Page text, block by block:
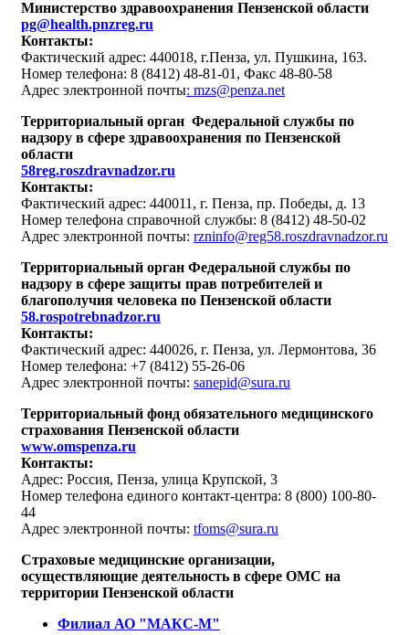
Министерство здравоохранения Пензенской области
pg@health.pnzreg.ru
Контакты:
Фактический адрес: 440018, г.Пенза, ул. Пушкина, 163.
Номер телефона: 8 (8412) 48-81-01, Факс 48-80-58
Адрес электронной почты: mzs@penza.net
Территориальный орган Федеральной службы по
надзору в сфере здравоохранения по Пензенской
области
58reg.roszdravnadzor.ru
Контакты:
Фактический адрес: 440011, г. Пенза, пр. Победы, д. 13
Номер телефона справочной службы: 8 (8412) 48-50-02
Адрес электронной почты: rzninfo@reg58.roszdravnadzor.ru
Территориальный орган Федеральной службы по
надзору в сфере защиты прав потребителей и
благополучия человека по Пензенской области
58.rospotrebnadzor.ru
Контакты:
Фактический адрес: 440026, г. Пенза, ул. Лермонтова, 36
Номер телефона: +7 (8412) 55-26-06
Адрес электронной почты: sanepid@sura.ru
Территориальный фонд обязательного медицинского
страхования Пензенской области
www.omspenza.ru
Контакты:
Адрес: Россия, Пенза, улица Крупской, 3
Номер телефона единого контакт-центра: 8 (800) 100-80-
44
Адрес электронной почты: tfoms@sura.ru
Страховые медицинские организации,
осуществляющие деятельность в сфере ОМС на
территории Пензенской области
Филиал АО "МАКС-М"